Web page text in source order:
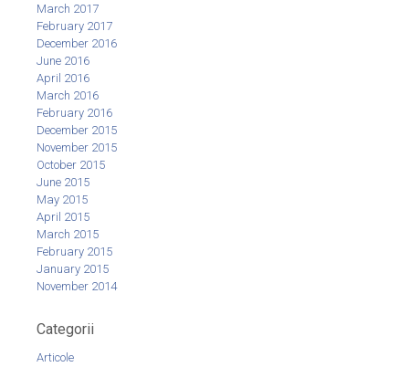
March 2017
February 2017
December 2016
June 2016
April 2016
March 2016
February 2016
December 2015
November 2015
October 2015
June 2015
May 2015
April 2015
March 2015
February 2015
January 2015
November 2014
Categorii
Articole